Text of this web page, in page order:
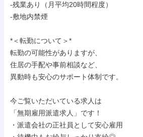
-残業あり（月平均20時間程度）
-敷地内禁煙
*＜転勤について＞*
転勤の可能性がありますが、
住居の手配や事前相談など、
異動時も安心のサポート体制です。
今ご覧いただいている求人は
「無期雇用派遣求人」です！
・派遣会社の正社員として安心雇用